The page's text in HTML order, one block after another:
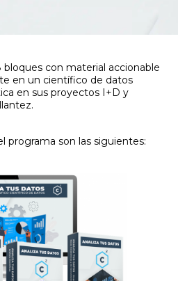
con material accionable
en un científico de datos
en sus proyectos I+D y
programa son las siguientes: